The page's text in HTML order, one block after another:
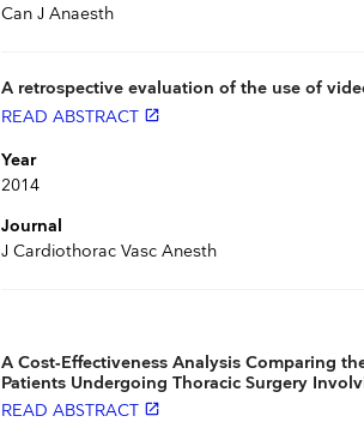
Can J Anaesth
A retrospective evaluation of the use of
READ ABSTRACT launch
Year
2014
Journal
J Cardiothorac Vasc Anesth
A Cost‑Effectiveness Analysis Comparing
Patients Undergoing Thoracic Surgery
READ ABSTRACT launch